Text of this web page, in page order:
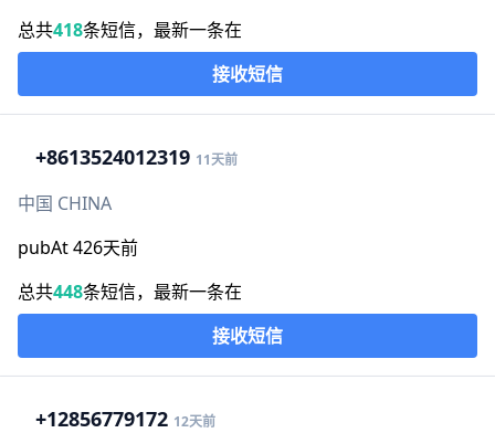
总共418条短信，最新一条在
接收短信
+8613524012319 11天前
中国 CHINA
pubAt 426天前
总共448条短信，最新一条在
接收短信
+12856779172 12天前